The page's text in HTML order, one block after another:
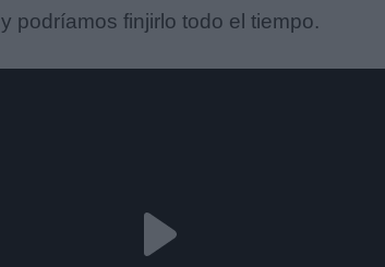
y podríamos finjirlo todo el tiempo.